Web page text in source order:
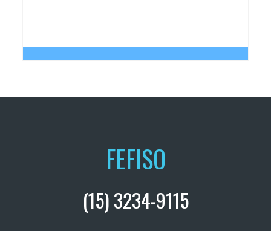
FEFISO
(15) 3234-9115